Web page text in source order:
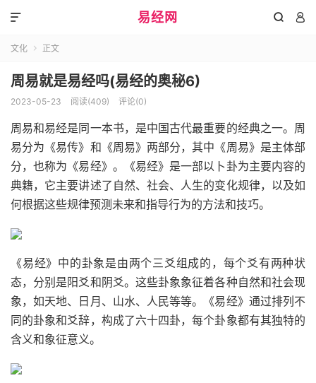
易经网  

文化  正文
周易就是易经吗(易经的奥秘6)
2023-05-23 阅读(409) 评论(0)
周易和易经是同一本书，是中国古代最重要的经典之一。周
易分为《易传》和《周易》两部分，其中《周易》是主体部
分，也称为《易经》。《易经》是一部以卜卦为主要内容的
典籍，它主要讲述了自然、社会、人生的变化规律，以及如
何根据这些规律预测未来和指导行为的方法和技巧。
《易经》中的卦象是由两个三爻组成的，每个爻有两种状
态，分别是阳爻和阴爻。这些卦象象征着各种自然和社会现
象，如天地、日月、山水、人民等等。《易经》通过排列不
同的卦象和爻辞，构成了六十四卦，每个卦象都有其独特的
含义和象征意义。